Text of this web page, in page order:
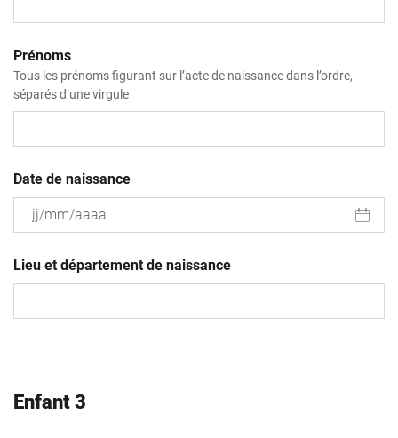
Prénoms
Tous les prénoms figurant sur l’acte de naissance dans l’ordre,
séparés d’une virgule
Date de naissance
slash
MM
Lieu et département de naissance
Enfant 3